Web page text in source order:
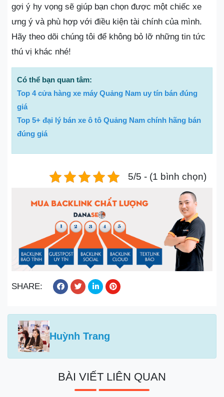
gợi ý hy vọng sẽ giúp bạn chọn được một chiếc xe
ưng ý và phù hợp với điều kiện tài chính của mình.
Hãy theo dõi chúng tôi để không bỏ lỡ những tin tức
thú vị khác nhé!
Có thể bạn quan tâm:
Top 4 cửa hàng xe máy Quảng Nam uy tín bán đúng
giá
Top 5+ đại lý bán xe ô tô Quảng Nam chính hãng bán
đúng giá
5/5 - (1 bình chọn)
SHARE:
Huỳnh Trang
BÀI VIẾT LIÊN QUAN